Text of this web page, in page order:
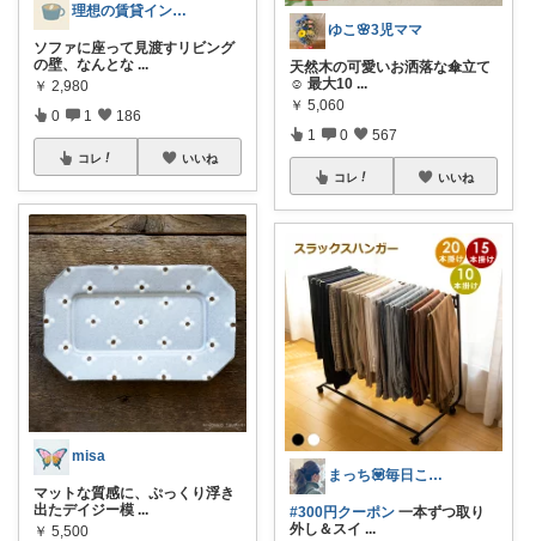
理想の賃貸インテリア
ソファに座って見渡すリビング
の壁、なんとな ...
￥ 2,980
0 1 186
コレ いいね
misa
マットな質感に、ぷっくり浮き
出たデイジー模 ...
￥ 5,500
ゆこ🌸3児ママ
天然木の可愛いお洒落な傘立て
☺︎ 最大10 ...
￥ 5,060
1 0 567
コレ いいね
まっち💟毎日こつこつ。
#300円クーポン 一本ずつ取り
外し＆スイ ...